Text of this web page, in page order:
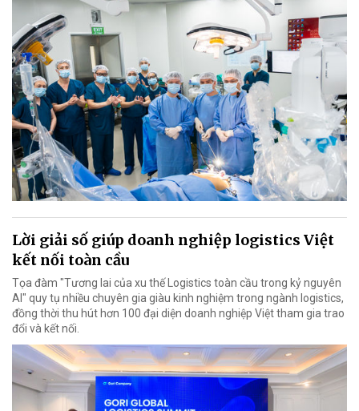
Lời giải số giúp doanh nghiệp logistics Việt
kết nối toàn cầu
Tọa đàm "Tương lai của xu thế Logistics toàn cầu trong kỷ nguyên
AI" quy tụ nhiều chuyên gia giàu kinh nghiệm trong ngành logistics,
đồng thời thu hút hơn 100 đại diện doanh nghiệp Việt tham gia trao
đổi và kết nối.